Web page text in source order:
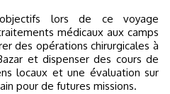
objectifs lors de ce voyage
médicaux aux camps
des opérations chirurgicales à
et dispenser des cours de
locaux et une évaluation sur
pour de futures missions.